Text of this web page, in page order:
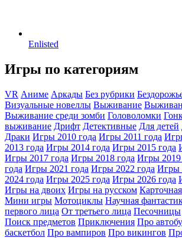
Enlisted
Игры по категориям
VR Аниме Аркады Без рубрики
Визуальные новеллы Выживание
Выживание среди зомби Головоломки
выживание Дрифт Детективные Для детей
Драки Игры 2010 года Игры 2011 года
2013 года Игры 2014 года Игры 2015 года
Игры 2017 года Игры 2018 года Игры 2019
года Игры 2021 года Игры 2022 года Игры
2024 года Игры 2025 года Игры 2026 года
Игры на двоих Игры на русском Карточная
Мини игры Мотоциклы Научная
первого лица От третьего лица Песочницы
Поиск предметов Приключения Про
баскетбол Про вампиров Про викингов